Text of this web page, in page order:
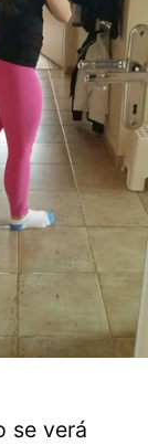
se verá